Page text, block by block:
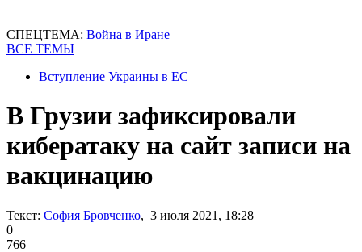
СПЕЦТЕМА: Война в Иране
ВСЕ ТЕМЫ
Вступление Украины в ЕС
В Грузии зафиксировали
кибератаку на сайт записи на
вакцинацию
Текст: София Бровченко, 3 июля 2021, 18:28
0
766